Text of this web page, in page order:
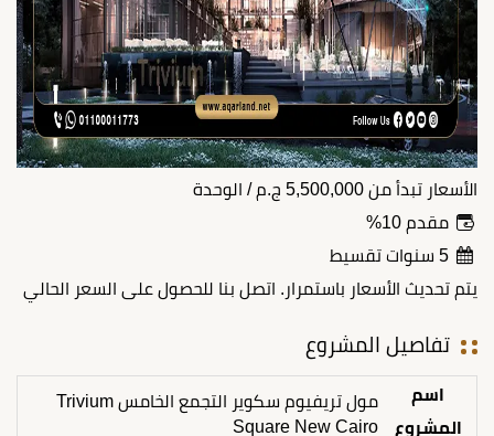
الأسعار تبدأ من 5,500,000 ج.م / الوحدة
مقدم 10%
5 سنوات تقسيط
يتم تحديث الأسعار باستمرار. اتصل بنا للحصول على السعر الحالي
تفاصيل المشروع
اسم
المشروع
مول تريفيوم سكوير التجمع الخامس Trivium
Square New Cairo